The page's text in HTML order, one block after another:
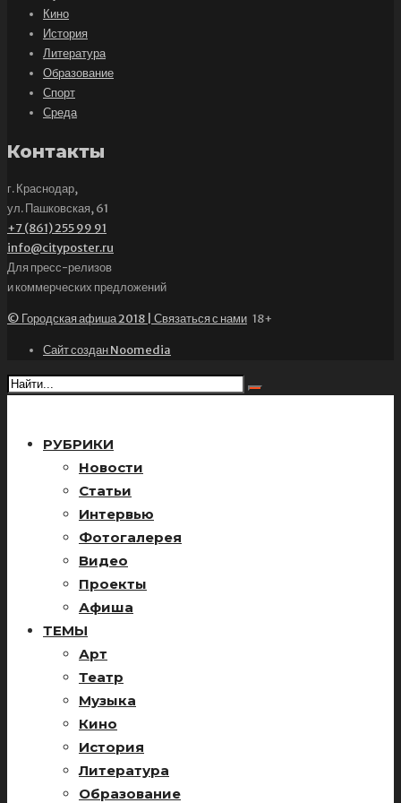
Кино
История
Литература
Образование
Спорт
Среда
Контакты
г. Краснодар,
ул. Пашковская, 61
+7 (861) 255 99 91
info@cityposter.ru
Для пресс-релизов
и коммерческих предложений
© Городская афиша 2018 | Связаться с нами 18+
Сайт создан Noomedia
РУБРИКИ
Новости
Статьи
Интервью
Фотогалерея
Видео
Проекты
Афиша
ТЕМЫ
Арт
Театр
Музыка
Кино
История
Литература
Образование